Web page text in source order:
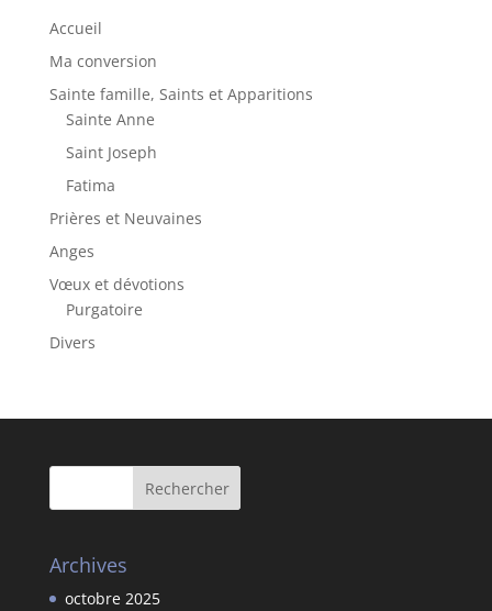
Accueil
Ma conversion
Sainte famille, Saints et Apparitions
Sainte Anne
Saint Joseph
Fatima
Prières et Neuvaines
Anges
Vœux et dévotions
Purgatoire
Divers
Archives
octobre 2025